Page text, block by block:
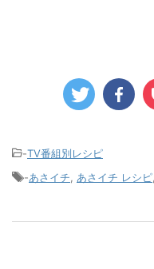
-TV番組別レシピ
-あさイチ あさイチ レシピ